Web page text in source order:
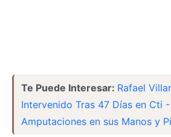
Te Puede Interesar: Rafael
Intervenido Tras 47 Días en Cti
Amputaciones en sus Manos y